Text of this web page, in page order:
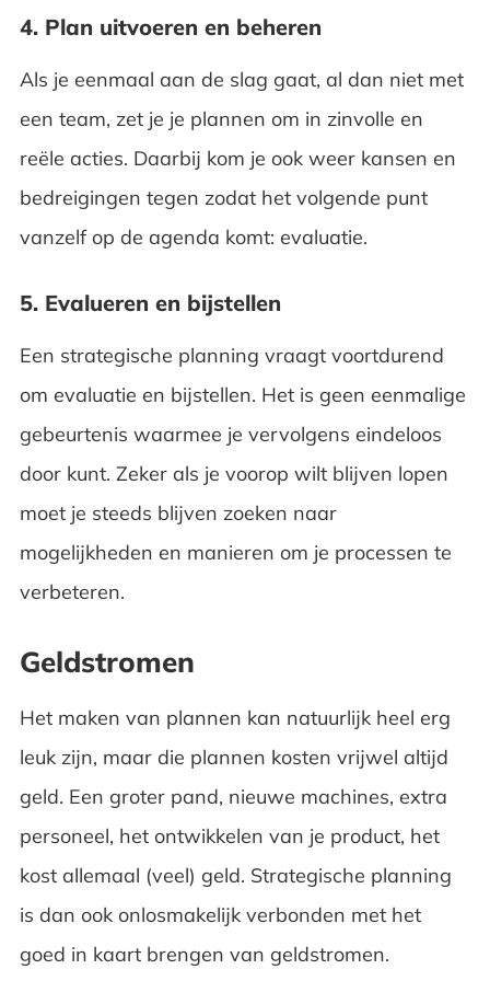
4. Plan uitvoeren en beheren
Als je eenmaal aan de slag gaat, al dan niet met
een team, zet je je plannen om in zinvolle en
reële acties. Daarbij kom je ook weer kansen en
bedreigingen tegen zodat het volgende punt
vanzelf op de agenda komt: evaluatie.
5. Evalueren en bijstellen
Een strategische planning vraagt voortdurend
om evaluatie en bijstellen. Het is geen eenmalige
gebeurtenis waarmee je vervolgens eindeloos
door kunt. Zeker als je voorop wilt blijven lopen
moet je steeds blijven zoeken naar
mogelijkheden en manieren om je processen te
verbeteren.
Geldstromen
Het maken van plannen kan natuurlijk heel erg
leuk zijn, maar die plannen kosten vrijwel altijd
geld. Een groter pand, nieuwe machines, extra
personeel, het ontwikkelen van je product, het
kost allemaal (veel) geld. Strategische planning
is dan ook onlosmakelijk verbonden met het
goed in kaart brengen van geldstromen.